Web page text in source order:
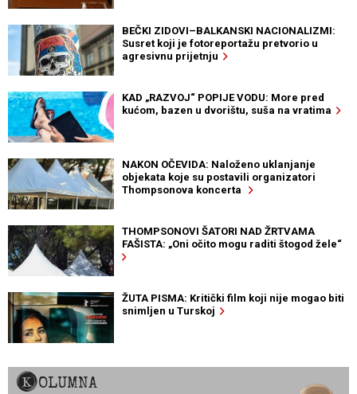
BEČKI ZIDOVI–BALKANSKI NACIONALIZMI:
Susret koji je fotoreportažu pretvorio u
agresivnu prijetnju
KAD „RAZVOJ“ POPIJE VODU: More pred
kućom, bazen u dvorištu, suša na vratima
NAKON OČEVIDA: Naloženo uklanjanje
objekata koje su postavili organizatori
Thompsonova koncerta
THOMPSONOVI ŠATORI NAD ŽRTVAMA
FAŠISTA: „Oni očito mogu raditi štogod žele“
ŽUTA PISMA: Kritički film koji nije mogao biti
snimljen u Turskoj
KOLUMNA